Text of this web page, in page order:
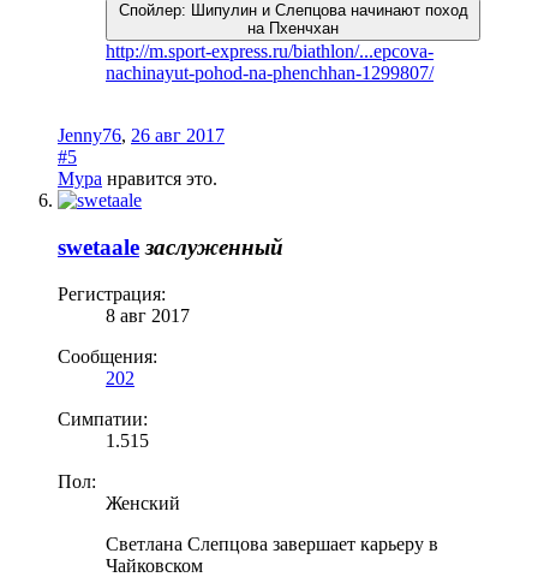
Спойлер: Шипулин и Слепцова начинают поход
на Пхенчхан
http://m.sport-express.ru/biathlon/...epcova-
nachinayut-pohod-na-phenchhan-1299807/
Jenny76, 26 авг 2017
#5
Мура нравится это.
swetaale заслуженный
Регистрация:
8 авг 2017
Сообщения:
202
Симпатии:
1.515
Пол:
Женский
Светлана Слепцова завершает карьеру в
Чайковском